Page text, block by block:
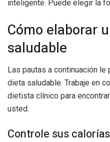
inteligente. Puede elegir la
Cómo elaborar
saludable
Las pautas a continuación le
dieta saludable. Trabaje en
dietista clínico para
usted.
Controle sus calorías